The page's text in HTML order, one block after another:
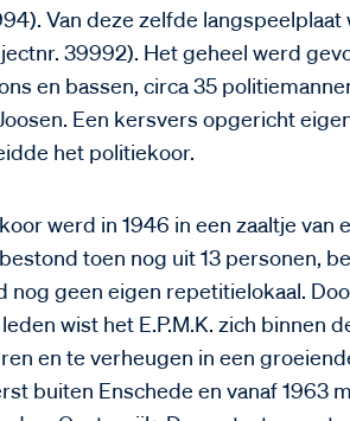
Van deze zelfde langspeelplaat
39992). Het geheel werd
en bassen, circa 35
Een kersvers opgericht
het politiekoor.
werd in 1946 in een zaaltje van
toen nog uit 13 personen,
nog geen eigen repetitielokaal.
wist het E.P.M.K. zich binnen
en te verheugen in een
buiten Enschede en vanaf 1963